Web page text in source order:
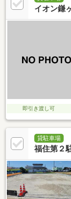
イオン鎌
即引き渡し可
貸駐車場
福住第２